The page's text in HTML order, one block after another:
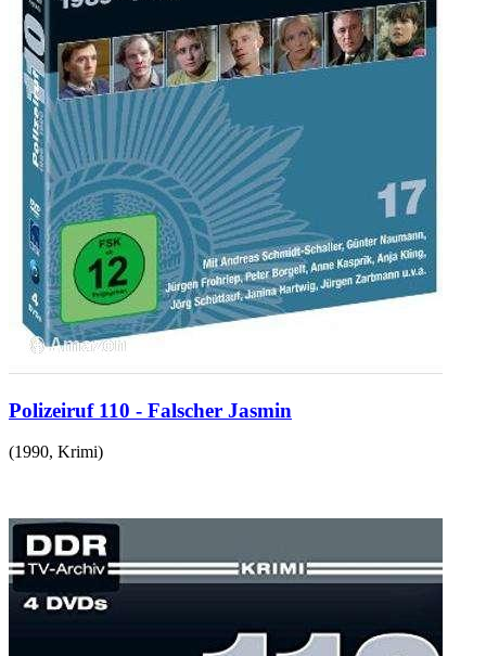
Polizeiruf 110 - Falscher Jasmin
(1990, Krimi)